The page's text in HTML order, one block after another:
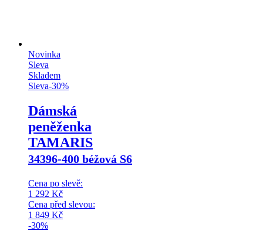
Novinka
Sleva
Skladem
Sleva-30%
Dámská
peněženka
TAMARIS
34396-400 béžová S6
Cena po slevě:
1 292 Kč
Cena před slevou:
1 849 Kč
-30%